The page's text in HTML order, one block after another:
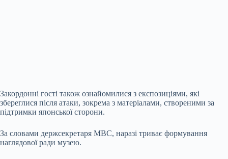
Закордонні гості також ознайомилися з експозиціями, які
збереглися після атаки, зокрема з матеріалами, створеними за
підтримки японської сторони.
За словами держсекретаря МВС, наразі триває формування
наглядової ради музею.